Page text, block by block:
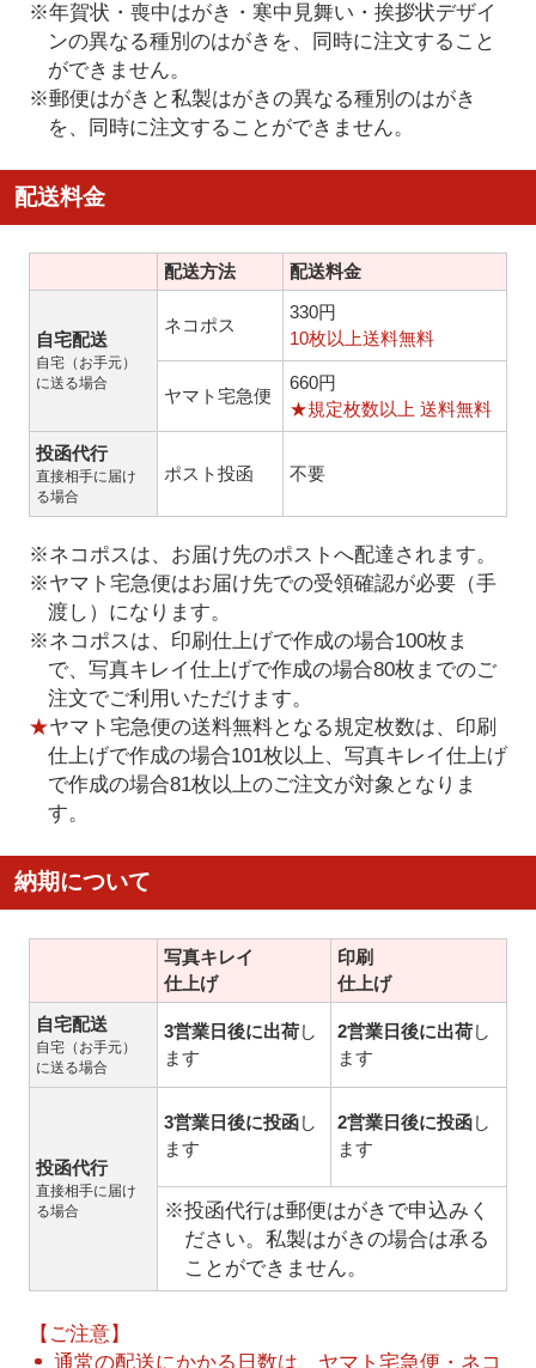
※年賀状・喪中はがき・寒中見舞い・挨拶状デザイ
ンの異なる種別のはがきを、同時に注文すること
ができません。
※郵便はがきと私製はがきの異なる種別のはがき
を、同時に注文することができません。
配送料金
配送方法 配送料金
自宅配送
自宅（お手元）
に送る場合
ネコポス
330円
10枚以上送料無料
ヤマト宅急便
660円
★規定枚数以上 送料無料
投函代行
直接相手に届け
る場合
ポスト投函 不要
※ネコポスは、お届け先のポストへ配達されます。
※ヤマト宅急便はお届け先での受領確認が必要（手
渡し）になります。
※ネコポスは、印刷仕上げで作成の場合100枚ま
で、写真キレイ仕上げで作成の場合80枚までのご
注文でご利用いただけます。
★ヤマト宅急便の送料無料となる規定枚数は、印刷
仕上げで作成の場合101枚以上、写真キレイ仕上げ
で作成の場合81枚以上のご注文が対象となりま
す。
納期について
写真キレイ
仕上げ
印刷
仕上げ
自宅配送
自宅（お手元）
に送る場合
3営業日後に出荷し
ます
2営業日後に出荷し
ます
投函代行
直接相手に届け
る場合
3営業日後に投函し
ます
2営業日後に投函し
ます
※投函代行は郵便はがきで申込みく
ださい。私製はがきの場合は承る
ことができません。
【ご注意】
通常の配送にかかる日数は、ヤマト宅急便・ネコ